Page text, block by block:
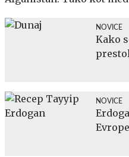
NOVICE
Kako
NOVICE
Evrope